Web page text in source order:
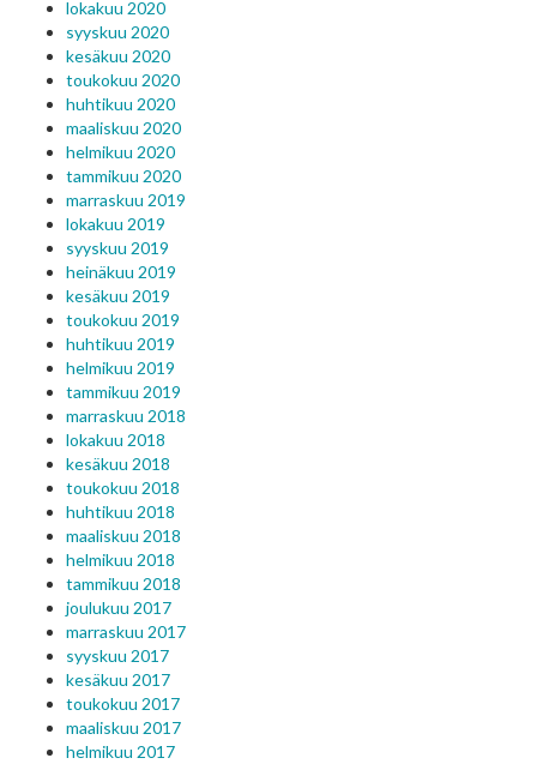
lokakuu 2020
syyskuu 2020
kesäkuu 2020
toukokuu 2020
huhtikuu 2020
maaliskuu 2020
helmikuu 2020
tammikuu 2020
marraskuu 2019
lokakuu 2019
syyskuu 2019
heinäkuu 2019
kesäkuu 2019
toukokuu 2019
huhtikuu 2019
helmikuu 2019
tammikuu 2019
marraskuu 2018
lokakuu 2018
kesäkuu 2018
toukokuu 2018
huhtikuu 2018
maaliskuu 2018
helmikuu 2018
tammikuu 2018
joulukuu 2017
marraskuu 2017
syyskuu 2017
kesäkuu 2017
toukokuu 2017
maaliskuu 2017
helmikuu 2017